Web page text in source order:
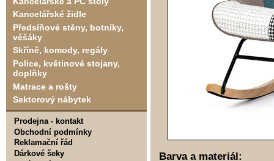
Kancelářské židle
Předsíňové stěny, botníky,
věšáky
Skříně, komody, regály
Police, květinové stojany,
doplňky
Matrace a rošty
Sektorový nábytek
Prodejna - kontakt
Obchodní podmínky
Reklamační řád
Dárkové šeky
Barva a materiál: